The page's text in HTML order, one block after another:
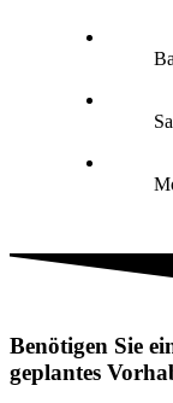
Benötigen Sie
geplantes